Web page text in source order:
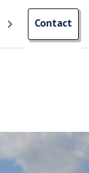
Toon meer menu
Contact
naar